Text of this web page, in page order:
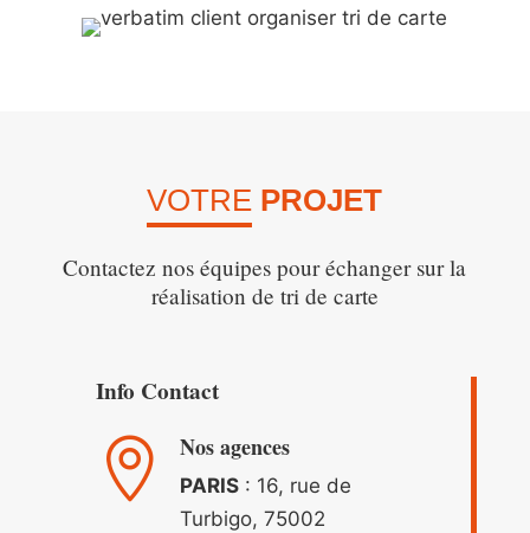
VOTRE PROJET
Contactez nos équipes pour échanger sur la
réalisation de tri de carte
Info Contact
 Nos agences
PARIS: 16, rue de
Turbigo, 75002